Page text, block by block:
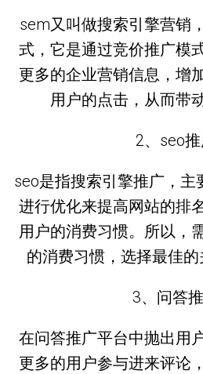
sem又叫做搜索引擎营销
式，它是通过竞价推广模
更多的企业营销信息，增
用户的点击，从而带
2、seo
seo是指搜索引擎推广，主
进行优化来提高网站的排
用户的消费习惯。所以，
的消费习惯，选择最佳的
3、问答
在问答推广平台中抛出用
更多的用户参与进来评论